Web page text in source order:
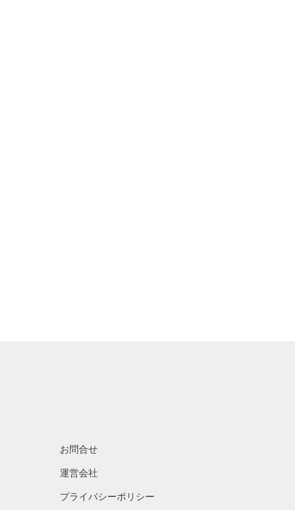
お問合せ
運営会社
プライバシーポリシー